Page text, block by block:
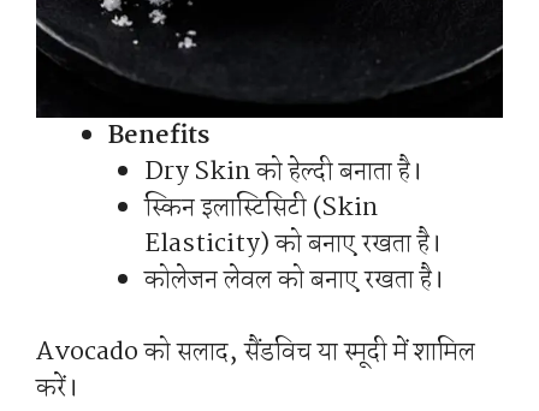
Benefits
Dry Skin को हेल्दी बनाता है।
स्किन इलास्टिसिटी (Skin
Elasticity) को बनाए रखता है।
कोलेजन लेवल को बनाए रखता है।
Avocado को सलाद, सैंडविच या स्मूदी में शामिल
करें।